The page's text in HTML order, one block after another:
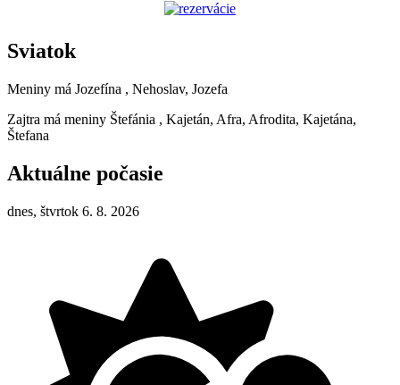
Sviatok
Meniny má Jozefína , Nehoslav, Jozefa
Zajtra má meniny Štefánia , Kajetán, Afra, Afrodita, Kajetána,
Štefana
Aktuálne počasie
dnes, štvrtok 6. 8. 2026